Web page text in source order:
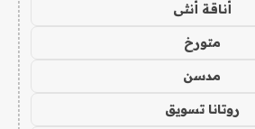
أناقة أنثى
متورخ
مدسن
روتانا تسويق